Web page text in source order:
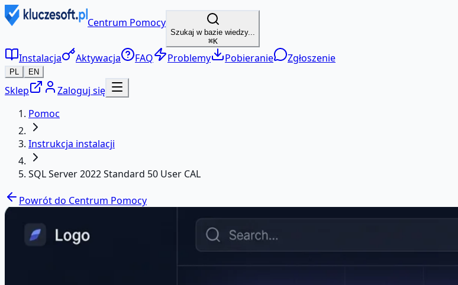
Centrum Pomocy
Szukaj w bazie wiedzy...
⌘K
Instalacja Aktywacja FAQ Problemy Pobieranie Zgłoszenie
PL EN
Sklep
Zaloguj się
Pomoc
Instrukcja instalacji
SQL Server 2022 Standard 50 User CAL
Powrót do Centrum Pomocy